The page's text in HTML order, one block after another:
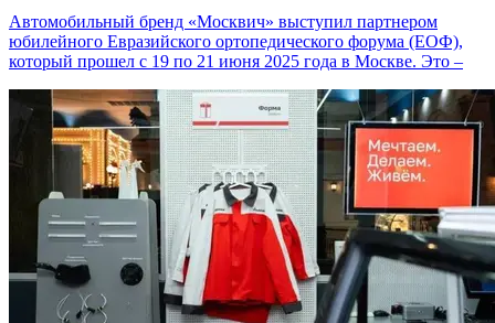
Автомобильный бренд «Москвич» выступил партнером
юбилейного Евразийского ортопедического форума (ЕОФ),
который прошел с 19 по 21 июня 2025 года в Москве. Это –